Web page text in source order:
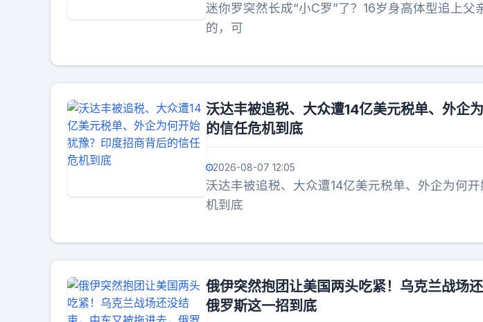
迷你罗突然长成“小C罗”了？16岁身高体型追上父
的，可
沃达丰被追税、大众遭14亿美元税单、外企
的信任危机到底
2026-08-07 12:05
沃达丰被追税、大众遭14亿美元税单、外企为何
机到底
俄伊突然抱团让美国两头吃紧！乌克兰战场
俄罗斯这一招到底